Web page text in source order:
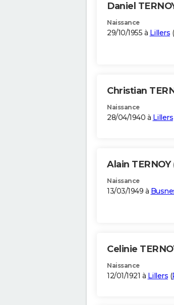
Daniel
Naissance
29/10/1955 à Lillers (
Christian
Naissance
28/04/1940 à Lillers
Alain TERNOY
Naissance
13/03/1949 à
Celinie
Naissance
12/01/1921 à Lillers (